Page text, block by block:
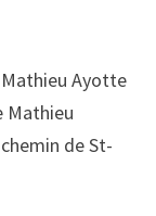
Ayotte
Mathieu
de St-